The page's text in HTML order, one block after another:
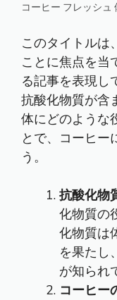
コーヒー フレッシュ
このタイトルは
ことに焦点を当
る記事を表現し
抗酸化物質が含
体にどのような
とで、コーヒー
う。
抗酸化物
化物質の
化物質は
を果たし
が知られ
コーヒー